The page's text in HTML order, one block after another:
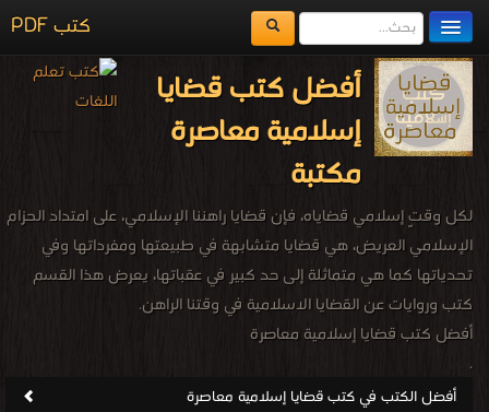
كتب PDF
مكتبة الكتب
المكتبات
يُقرأ حالياً
اضف كتاب
أفضل كتب قضايا
إسلامية معاصرة
مكتبة
لكل وقتٍ إسلامي قضاياه، فإن قضايا راهننا الإسلامي، على امتداد الحزام
الإسلامي العريض، هي قضايا متشابهة في طبيعتها ومفرداتها وفي
تحدياتها كما هي متماثلة إلى حد كبير في عقباتها، يعرض هذا القسم
كتب وروايات عن القضايا الاسلامية في وقتنا الراهن.
أفضل كتب قضايا إسلامية معاصرة
.
أفضل الكتب في كتب قضايا إسلامية معاصرة